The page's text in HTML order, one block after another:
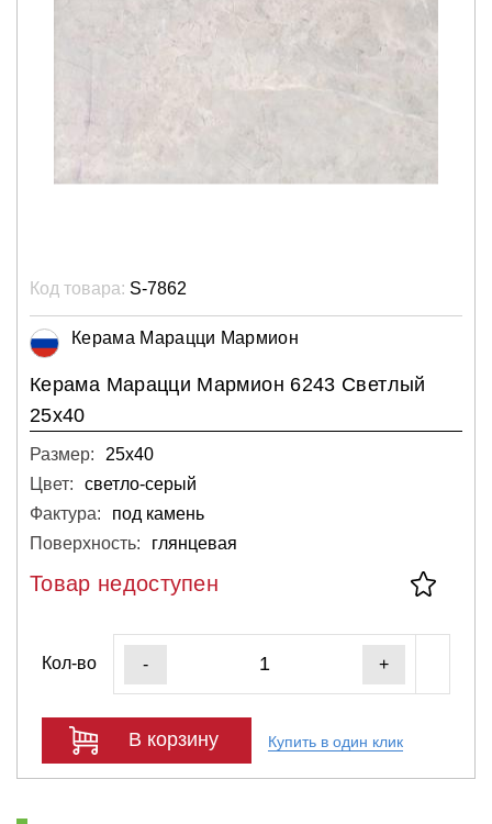
Код товара: S-7862
Керама Марацци Мармион
Керама Марацци Мармион 6243 Светлый
25х40
Размер:
25х40
Цвет:
светло-серый
Фактура:
под камень
Поверхность:
глянцевая
Товар недоступен
Кол-во - +
В корзину Купить в один клик